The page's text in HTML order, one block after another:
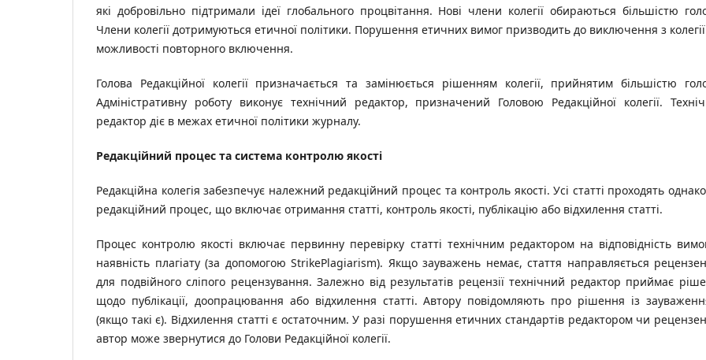
які добровільно підтримали ідеї глобального процвітання. Нові члени колегії обираються більшістю
Члени колегії дотримуються етичної політики. Порушення етичних вимог призводить до виключення з
можливості повторного включення.
Голова Редакційної колегії призначається та замінюється рішенням колегії, прийнятим більшістю
Адміністративну роботу виконує технічний редактор, призначений Головою Редакційної колегії.
редактор діє в межах етичної політики журналу.
Редакційний процес та система контролю якості
Редакційна колегія забезпечує належний редакційний процес та контроль якості. Усі статті проходять
редакційний процес, що включає отримання статті, контроль якості, публікацію або відхилення статті.
Процес контролю якості включає первинну перевірку статті технічним редактором на відповідність
наявність плагіату (за допомогою StrikePlagiarism). Якщо зауважень немає, стаття направляється
для подвійного сліпого рецензування. Залежно від результатів рецензії технічний редактор приймає
щодо публікації, доопрацювання або відхилення статті. Автору повідомляють про рішення із
(якщо такі є). Відхилення статті є остаточним. У разі порушення етичних стандартів редактором чи
автор може звернутися до Голови Редакційної колегії.